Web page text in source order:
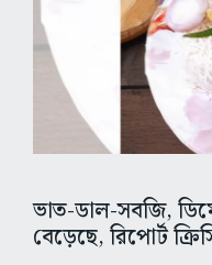
ভাত-ডাল-সবজি,
বেড়েছে, রিপোর্ট